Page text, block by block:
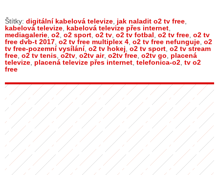
Štítky: digitální kabelová televize jak naladit o2 tv free
kabelová televize kabelová televize přes internet
mediagalerie o2 o2 sport o2 tv o2 tv fotbal o2 tv free o2 tv
free dvb-t 2017 o2 tv free multiplex 4 o2 tv free nefunguje o2
tv free-pozemní vysílání, o2 tv hokej o2 tv sport o2 tv stream
free o2 tv tenis o2tv o2tv air, o2tv free o2tv go
placená
televize placená televize přes internet telefonica-o2 tv o2
free